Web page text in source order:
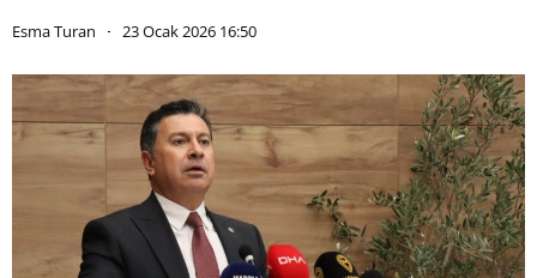
Esma Turan 23 Ocak 2026 16:50